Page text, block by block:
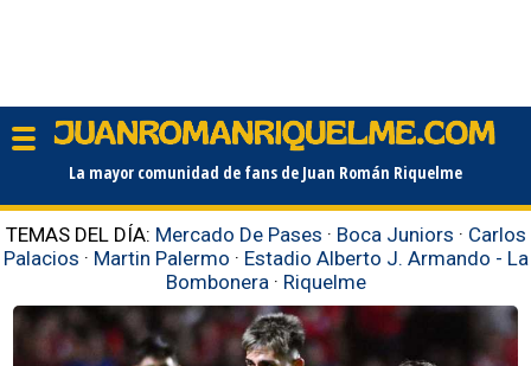
La mayor comunidad de fans de Juan Román Riquelme
TEMAS DEL DÍA: Mercado De Pases · Boca Juniors · Carlos
Palacios · Martin Palermo · Estadio Alberto J. Armando - La
Bombonera · Riquelme